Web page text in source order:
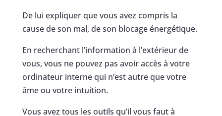
De lui expliquer que vous avez compris la
cause de son mal, de son blocage énergétique.
En recherchant l’information à l’extérieur de
vous, vous ne pouvez pas avoir accès à votre
ordinateur interne qui n’est autre que votre
âme ou votre intuition.
Vous avez tous les outils qu’il vous faut à